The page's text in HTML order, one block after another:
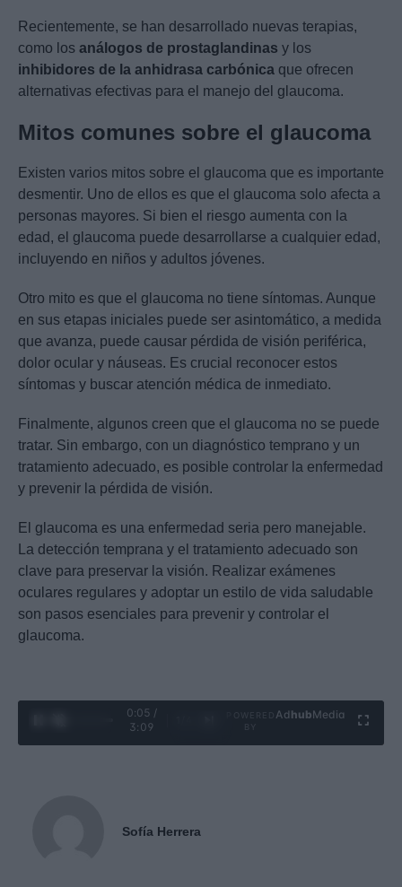
Recientemente, se han desarrollado nuevas terapias,
como los análogos de prostaglandinas y los
inhibidores de la anhidrasa carbónica que ofrecen
alternativas efectivas para el manejo del glaucoma.
Mitos comunes sobre el glaucoma
Existen varios mitos sobre el glaucoma que es importante
desmentir. Uno de ellos es que el glaucoma solo afecta a
personas mayores. Si bien el riesgo aumenta con la
edad, el glaucoma puede desarrollarse a cualquier edad,
incluyendo en niños y adultos jóvenes.
Otro mito es que el glaucoma no tiene síntomas. Aunque
en sus etapas iniciales puede ser asintomático, a medida
que avanza, puede causar pérdida de visión periférica,
dolor ocular y náuseas. Es crucial reconocer estos
síntomas y buscar atención médica de inmediato.
Finalmente, algunos creen que el glaucoma no se puede
tratar. Sin embargo, con un diagnóstico temprano y un
tratamiento adecuado, es posible controlar la enfermedad
y prevenir la pérdida de visión.
El glaucoma es una enfermedad seria pero manejable.
La detección temprana y el tratamiento adecuado son
clave para preservar la visión. Realizar exámenes
oculares regulares y adoptar un estilo de vida saludable
son pasos esenciales para prevenir y controlar el
glaucoma.
0:06 /
3:09
Ad hubMedia
Sofía Herrera